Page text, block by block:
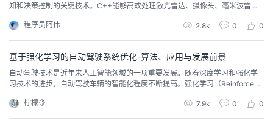
客
论
坛
的
圈
子
我
的
直
我
的
我
我
的
课
程
我
的
认
我
的
我
的
技
术
我
的
云
知和决策控制的关键技术。C++能够高效处理激光雷达、摄像头、毫米波雷达
路径规划、速度控制和紧急应对策略，确保车辆在复杂环境中安全、高效地行
驶。C++的实时性和可靠性使其成为自动驾驶技术的重要支柱，推动未来交通
程序员阿伟 2.8k 0 0
基于强化学习的自动驾驶系统优化-算法、应用与发展前景
自动驾驶技术是近年来人工智能领域的一项重要发展。随着深度学习和强化学
习技术的进步，自动驾驶车辆的智能化程度不断提高。强化学习（Reinforcem
的核心方法之一。本文将深入探讨强化学习在自动驾驶中的应用现状、面临的
挑战以及未来发展的潜力。 1. 强化学习概述强化学习是一种通过与环境交互来
柠檬🍋 7.9k 0 0